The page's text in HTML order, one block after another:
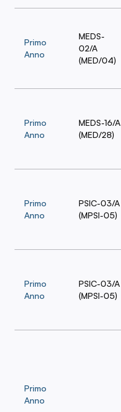
Primo
Anno
MEDS-
02/A
(MED/04)
Primo
Anno
MEDS-16/A
(MED/28)
Primo
Anno
PSIC-03/A
(MPSI-05)
Primo
Anno
PSIC-03/A
(MPSI-05)
Primo
Anno